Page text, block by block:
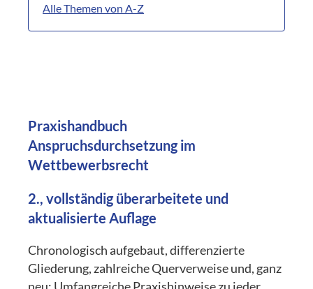
Alle Themen von A-Z
Praxishandbuch
Anspruchsdurchsetzung im
Wettbewerbsrecht
2., vollständig überarbeitete und
aktualisierte Auflage
Chronologisch aufgebaut, differenzierte
Gliederung, zahlreiche Querverweise und, ganz